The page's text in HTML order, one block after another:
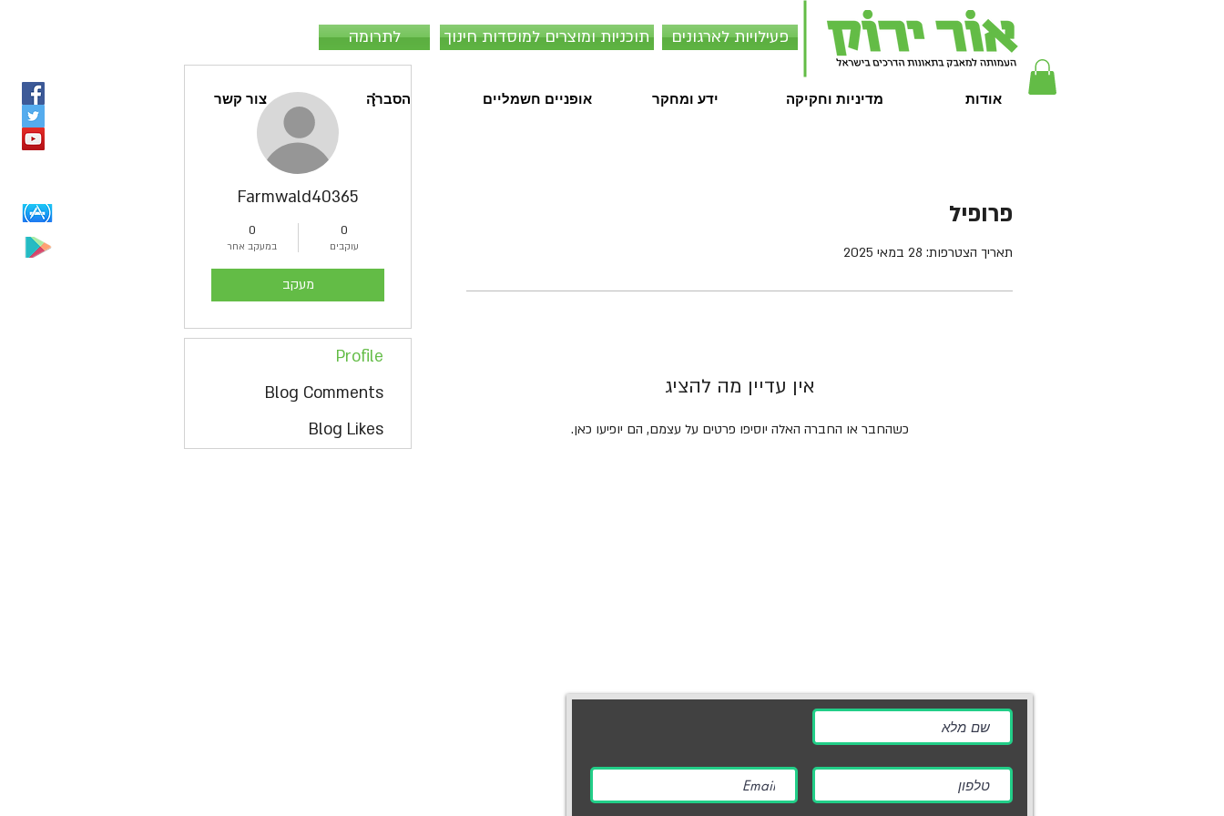
לתרומה תוכניות ומוצרים למוסדות חינוך פעילויות לארגונים
אודות מדיניות וחקיקה ידע ומחקר אופניים חשמליים הסברה צור קשר
פרופיל
תאריך הצטרפות: 28 במאי 2025
אין עדיין מה להציג
כשהחבר או החברה האלה יוסיפו פרטים על עצמם, הם יופיעו כאן.
Farmwald40365
0
עוקבים
0
במעקב אחר
מעקב
Profile
Blog Comments
Blog Likes